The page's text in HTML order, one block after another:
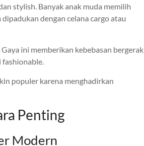
stylish. Banyak anak muda memilih
dengan celana cargo atau
ini memberikan kebebasan bergerak
populer karena menghadirkan
Penting
Modern